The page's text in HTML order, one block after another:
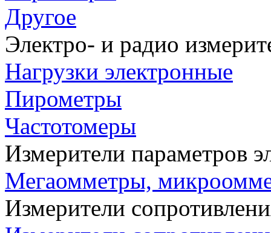
Другое
Электро- и радио
Нагрузки электронные
Пирометры
Частотомеры
Измерители параметров
Мегаомметры,
Измерители